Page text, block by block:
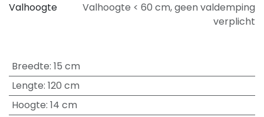
Valhoogte
Valhoogte < 60 cm, geen valdemping
verplicht
Breedte: 15 cm
Lengte: 120 cm
Hoogte: 14 cm